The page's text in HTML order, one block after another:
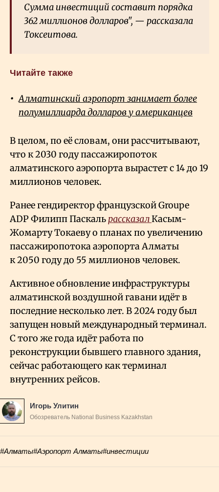
Сумма инвестиций составит порядка
362 миллионов долларов", — рассказала
Токсеитова.
Читайте также
Алматинский аэропорт занимает более
полумиллиарда долларов у американцев
В целом, по её словам, они рассчитывают,
что к 2030 году пассажиропоток
алматинского аэропорта вырастет с 14 до 19
миллионов человек.
Ранее гендиректор французской Groupe
ADP Филипп Паскаль рассказалКасым-
Жомарту Токаеву о планах по увеличению
пассажиропотока аэропорта Алматы
к 2050 году до 55 миллионов человек.
Активное обновление инфраструктуры
алматинской воздушной гавани идёт в
последние несколько лет. В 2024 году был
запущен новый международный терминал.
С того же года идёт работа по
реконструкции бывшего главного здания,
сейчас работающего как терминал
внутренних рейсов.
Игорь Улитин
Обозреватель National Business Kazakhstan
#Алматы#Аэропорт Алматы#инвестиции